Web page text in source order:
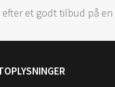
efter et godt tilbud på